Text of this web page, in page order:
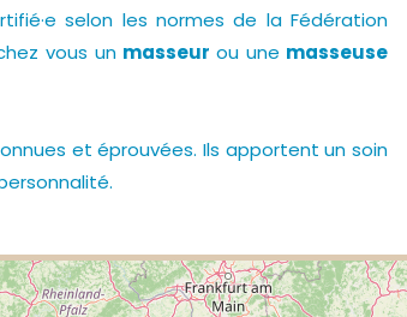
selon les normes de la Fédération
vous unmasseur ou une masseuse
et éprouvées. Ils apportent un soin